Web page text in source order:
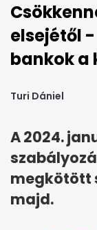
elsejétől
bankok a
Turi Dániel
A 2024.
megkötött
majd.